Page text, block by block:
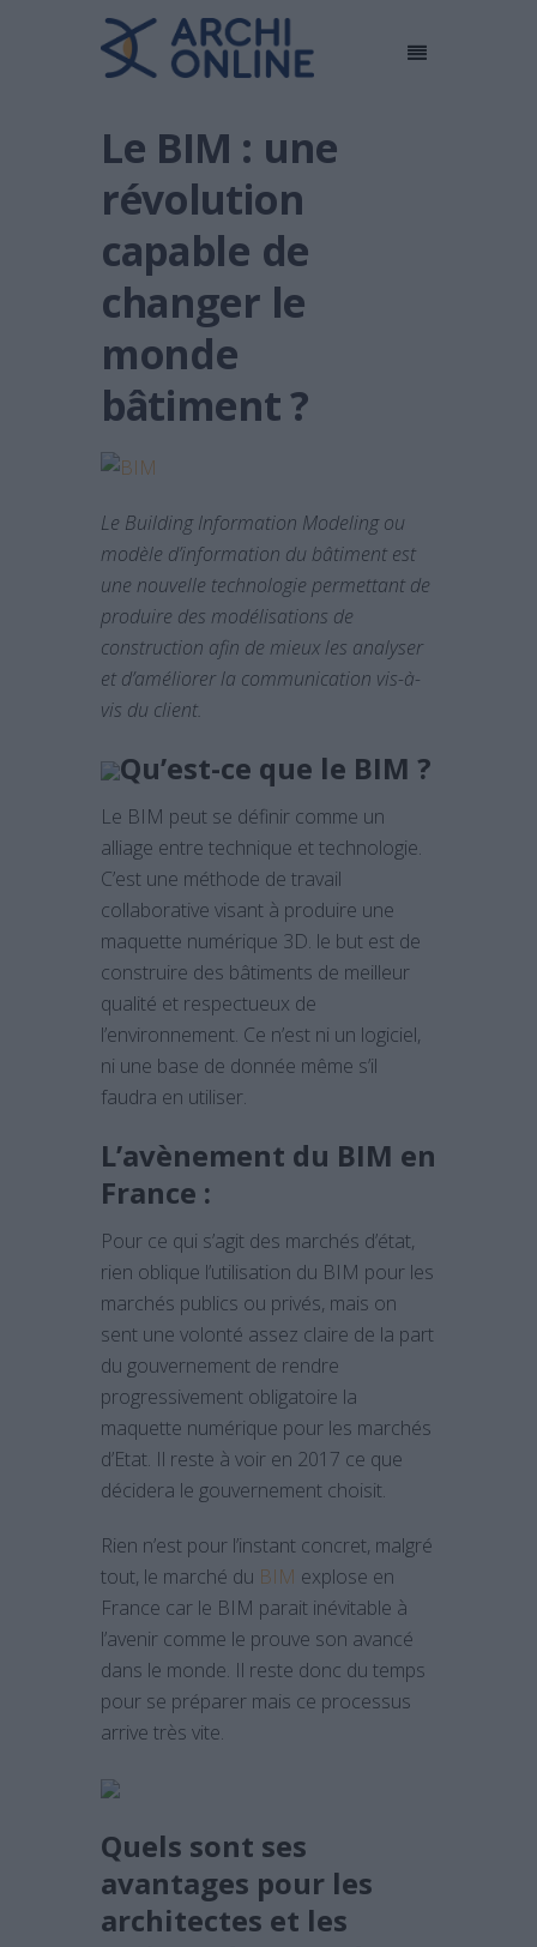
Le BIM : une
révolution
capable de
changer le
monde
bâtiment ?
Le Building Information Modeling ou
modèle d’information du bâtiment est
une nouvelle technologie permettant de
produire des modélisations de
construction afin de mieux les analyser
et d’améliorer la communication vis-à-
vis du client.
Qu’est-ce que le BIM ?
Le BIM peut se définir comme un
alliage entre technique et technologie.
C’est une méthode de travail
collaborative visant à produire une
maquette numérique 3D. le but est de
construire des bâtiments de meilleur
qualité et respectueux de
l’environnement. Ce n’est ni un logiciel,
ni une base de donnée même s’il
faudra en utiliser.
L’avènement du BIM en
France :
Pour ce qui s’agit des marchés d’état,
rien oblique l’utilisation du BIM pour les
marchés publics ou privés, mais on
sent une volonté assez claire de la part
du gouvernement de rendre
progressivement obligatoire la
maquette numérique pour les marchés
d’Etat. Il reste à voir en 2017 ce que
décidera le gouvernement choisit.
Rien n’est pour l’instant concret, malgré
tout, le marché du BIM explose en
France car le BIM parait inévitable à
l’avenir comme le prouve son avancé
dans le monde. Il reste donc du temps
pour se préparer mais ce processus
arrive très vite.
Quels sont ses
avantages pour les
architectes et les